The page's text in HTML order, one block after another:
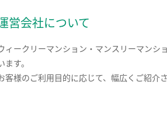
営会社について
ィークリーマンション・マンスリーマンシ
ます。
客様のご利用目的に応じて、幅広くご紹介